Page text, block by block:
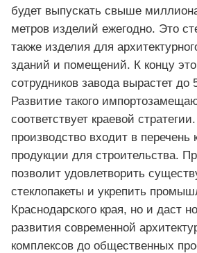
будет выпускать свыше
метров изделий ежегодно. Это
также изделия для
зданий и помещений. К концу
сотрудников завода вырастет до
Развитие такого
соответствует краевой
производство входит в перечень
продукции для строительства.
позволит удовлетворить
стеклопакеты и укрепить
Краснодарского края, но и даст
развития современной
комплексов до общественных